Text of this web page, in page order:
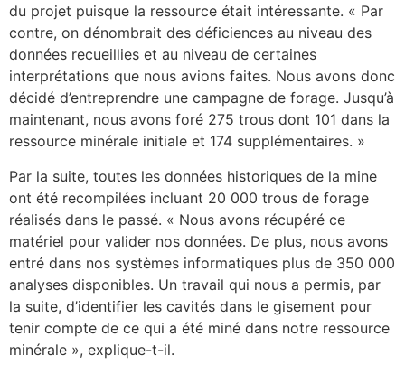
du projet puisque la ressource était intéressante. « Par
contre, on dénombrait des déficiences au niveau des
données recueillies et au niveau de certaines
interprétations que nous avions faites. Nous avons donc
décidé d’entreprendre une campagne de forage. Jusqu’à
maintenant, nous avons foré 275 trous dont 101 dans la
ressource minérale initiale et 174 supplémentaires. »
Par la suite, toutes les données historiques de la mine
ont été recompilées incluant 20 000 trous de forage
réalisés dans le passé. « Nous avons récupéré ce
matériel pour valider nos données. De plus, nous avons
entré dans nos systèmes informatiques plus de 350 000
analyses disponibles. Un travail qui nous a permis, par
la suite, d’identifier les cavités dans le gisement pour
tenir compte de ce qui a été miné dans notre ressource
minérale », explique-t-il.